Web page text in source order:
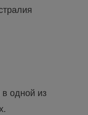
одной из